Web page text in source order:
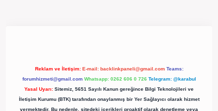
Reklam ve İletişim: E-mail: backlinkpaneli@gmail.com Teams:
forumhizmeti@gmail.com Whatsapp: 0262 606 0 726 Telegram: @karabul
Yasal Uyarı: Sitemiz, 5651 Sayılı Kanun gereğince Bilgi Teknolojileri ve
İletişim Kurumu (BTK) tarafından onaylanmış bir Yer Sağlayıcı olarak hizmet
vermektedir. Bu nedenle, sitedeki içerikleri proaktif olarak denetleme veya